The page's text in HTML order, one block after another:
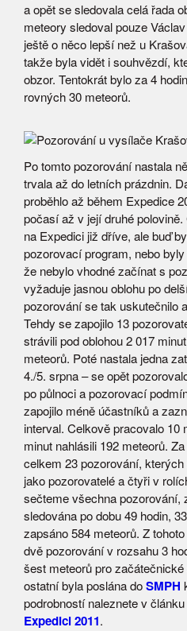
a opět se sledovala celá řada
meteory sledoval pouze
ještě o něco lepší než u
takže byla vidět i souhvězdí,
obzor. Tentokrát bylo za 4
rovných 30 meteorů.
Po tomto pozorování nastala
trvala až do letních prázdnin.
proběhlo až během Expedice
počasí až v její druhé
na Expedici již dříve, ale buď
pozorovací program, nebo
že nebylo vhodné začínat s
vyžaduje jasnou oblohu po
pozorování se tak uskutečnilo
Tehdy se zapojilo 13
strávili pod oblohou 2 017
meteorů. Poté nastala jedna
4./5. srpna – se opět
po půlnoci a pozorovací
zapojilo méně účastníků a
interval. Celkově pracovalo 10
minut nahlásili 192 meteorů.
celkem 23 pozorování,
jako pozorovatelé a čtyři v
sečteme všechna pozorování,
sledována po dobu 49 hodin,
zapsáno 584 meteorů. Z
dvě pozorování v rozsahu 3
šest meteorů pro
ostatní byla poslána doSMPH
podrobností naleznete v článku
Expedici 2011.